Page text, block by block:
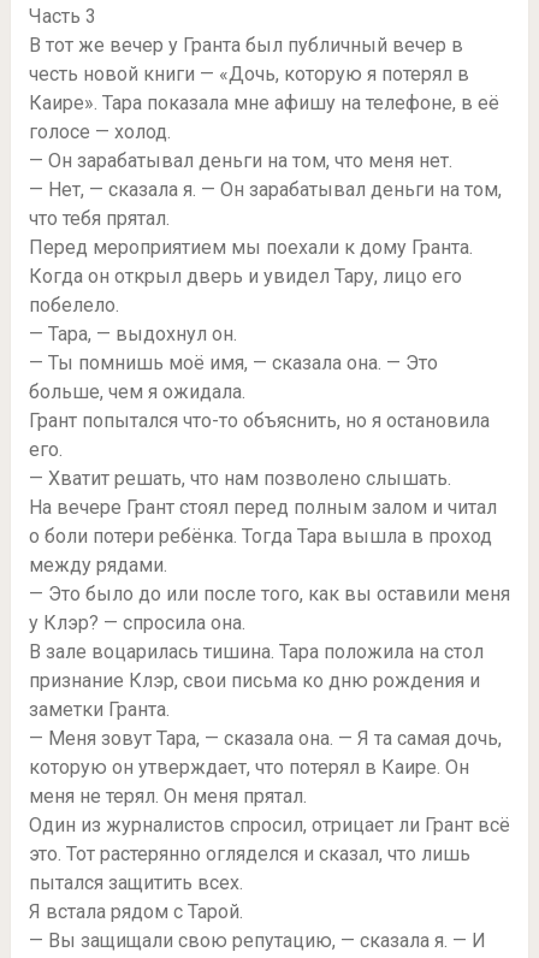
Часть 3
В тот же вечер у Гранта был публичный вечер в
честь новой книги — «Дочь, которую я потерял в
Каире». Тара показала мне афишу на телефоне, в её
голосе — холод.
— Он зарабатывал деньги на том, что меня нет.
— Нет, — сказала я. — Он зарабатывал деньги на том,
что тебя прятал.
Перед мероприятием мы поехали к дому Гранта.
Когда он открыл дверь и увидел Тару, лицо его
побелело.
— Тара, — выдохнул он.
— Ты помнишь моё имя, — сказала она. — Это
больше, чем я ожидала.
Грант попытался что-то объяснить, но я остановила
его.
— Хватит решать, что нам позволено слышать.
На вечере Грант стоял перед полным залом и читал
о боли потери ребёнка. Тогда Тара вышла в проход
между рядами.
— Это было до или после того, как вы оставили меня
у Клэр? — спросила она.
В зале воцарилась тишина. Тара положила на стол
признание Клэр, свои письма ко дню рождения и
заметки Гранта.
— Меня зовут Тара, — сказала она. — Я та самая дочь,
которую он утверждает, что потерял в Каире. Он
меня не терял. Он меня прятал.
Один из журналистов спросил, отрицает ли Грант всё
это. Тот растерянно огляделся и сказал, что лишь
пытался защитить всех.
Я встала рядом с Тарой.
— Вы защищали свою репутацию, — сказала я. — И